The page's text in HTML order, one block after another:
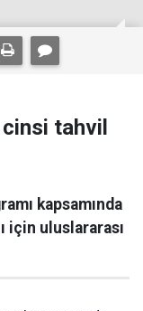
tahvil
kapsamında
için uluslararası